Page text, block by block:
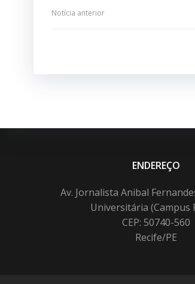
Navegação
Post
Notícia anterior
ENDEREÇO
Av. Jornalista Anibal
Universitária (Campus
CEP: 50740-560
Recife/PE